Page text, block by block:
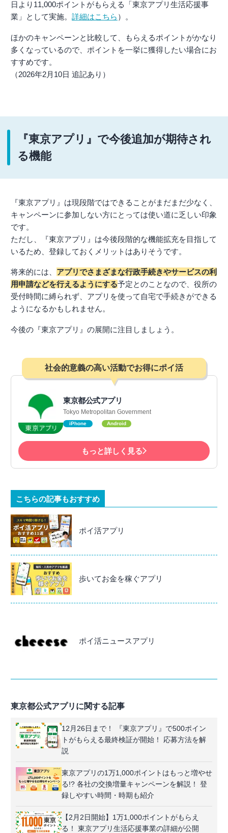
日より11,000ポイントがもらえる「東京アプリ生活応援事
業」として実施。 詳細はこちら ）。
ほかのキャンペーンと比較して、もらえるポイントがかなり
多くなっているので、ポイントを一挙に獲得したい場合にお
すすめです。
（2026年2月10日 追記あり）
『東京アプリ』で今後追加が期待され
る機能
『東京アプリ』は現段階ではできることがまだまだ少なく、
キャンペーンに参加しない方にとっては使い道に乏しい印象
です。
ただし、『東京アプリ』は今後段階的な機能拡充を目指して
いるため、登録しておくメリットはありそうです。
将来的には、 アプリでさまざまな行政手続きやサービスの利
用申請などを行えるようにする予定とのことなので、役所の
受付時間に縛られず、アプリを使って自宅で手続きができる
ようになるかもしれません。
今後の『東京アプリ』の展開に注目しましょう。
社会的意義の高い活動でお得にポイ活
東京都公式アプリ
Tokyo Metropolitan Government
iPhone Android
もっと詳しく見る
こちらの記事もおすすめ
ポイ活アプリ
歩いてお金を稼ぐアプリ
ポイ活ニュースアプリ
東京都公式アプリに関する記事
12月26日まで！ 『東京アプリ』で500ポイン
トがもらえる最終検証が開始！ 応募方法を解
説
東京アプリの1万1,000ポイントはもっと増やせ
る!? 各社の交換増量キャンペーンを解説！ 登
録しやすい時間・時期も紹介
【2月2日開始】1万1,000ポイントがもらえ
る！ 東京アプリ生活応援事業の詳細が公開